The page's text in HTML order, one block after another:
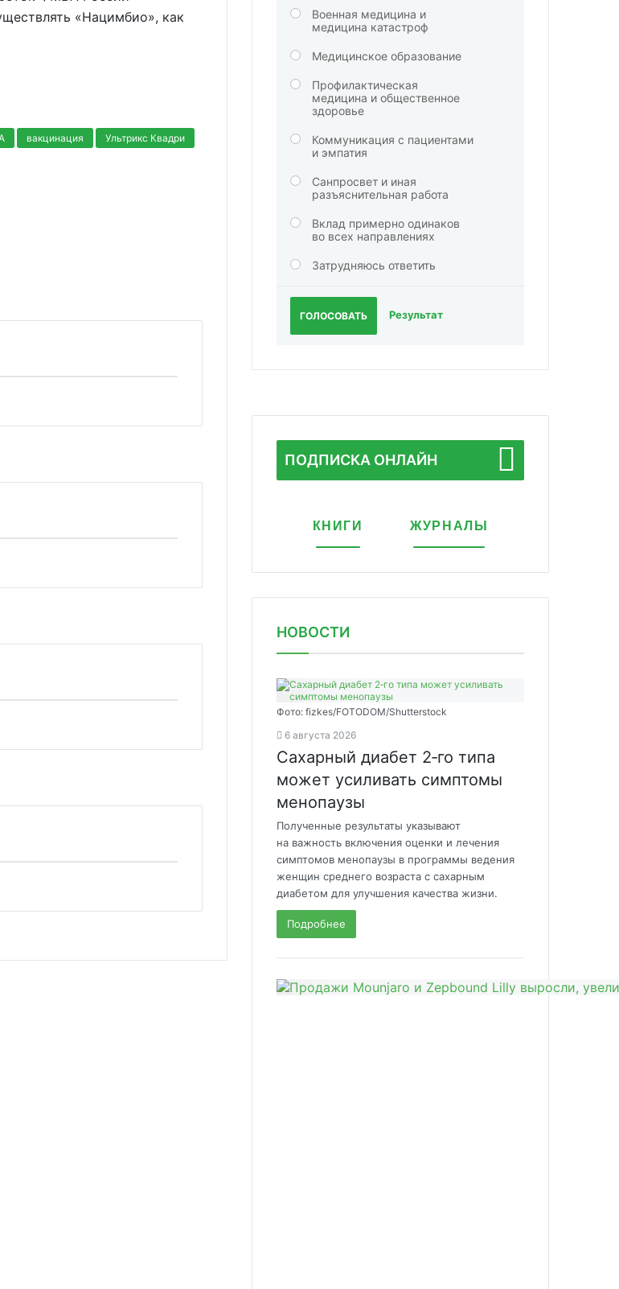
«Нацимбио», как
вакцинация Ультрикс Квадри
Военная медицина и
медицина катастроф
Медицинское образование
Профилактическая
медицина и общественное
здоровье
Коммуникация с пациентами
и эмпатия
Санпросвет и иная
разъяснительная работа
Вклад примерно одинаков
во всех направлениях
Затрудняюсь ответить
ГОЛОСОВАТЬ Результат
ПОДПИСКА ОНЛАЙН
КНИГИ ЖУРНАЛЫ
НОВОСТИ
Фото: fizkes/FOTODOM/Shutterstock
6 августа 2026
Сахарный диабет 2‑го типа
может усиливать симптомы
менопаузы
Полученные результаты указывают
на важность включения оценки и лечения
симптомов менопаузы в программы ведения
женщин среднего возраста с сахарным
диабетом для улучшения качества жизни.
Подробнее